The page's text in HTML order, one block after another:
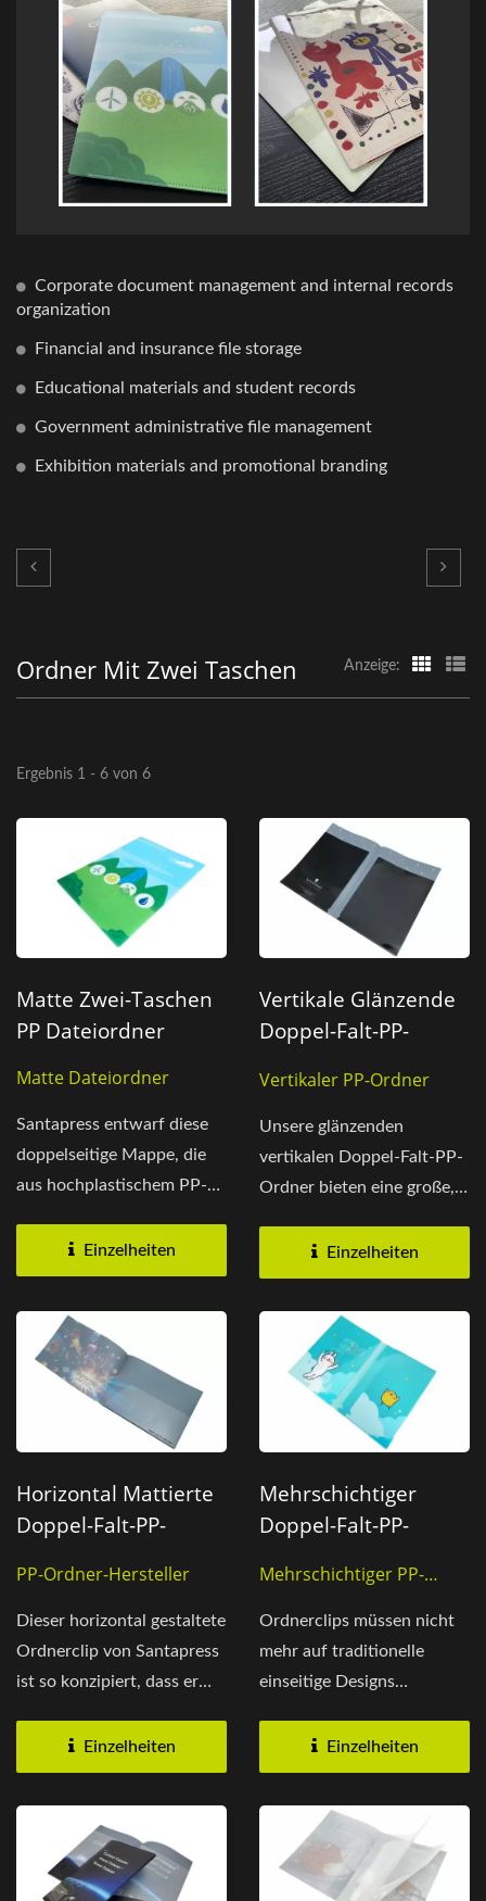
Corporate document management and internal records
organization
Financial and insurance file storage
Educational materials and student records
Government administrative file management
Exhibition materials and promotional branding
Ordner Mit Zwei Taschen Anzeige:
Ergebnis 1 - 6 von 6
Matte Zwei-Taschen
PP Dateiordner
Matte Dateiordner
Santapress entwarf diese
doppelseitige Mappe, die
aus hochplastischem PP-
Einzelheiten
Vertikale Glänzende
Doppel-Falt-PP-
Vertikaler PP-Ordner
Unsere glänzenden
vertikalen Doppel-Falt-PP-
Ordner bieten eine große,
Einzelheiten
Horizontal Mattierte
Doppel-Falt-PP-
PP-Ordner-Hersteller
Dieser horizontal gestaltete
Ordnerclip von Santapress
ist so konzipiert, dass er
Einzelheiten
Mehrschichtiger
Doppel-Falt-PP-
Mehrschichtiger PP-
Ordnerclips müssen nicht
mehr auf traditionelle
einseitige Designs
Santapress...Einzelheiten